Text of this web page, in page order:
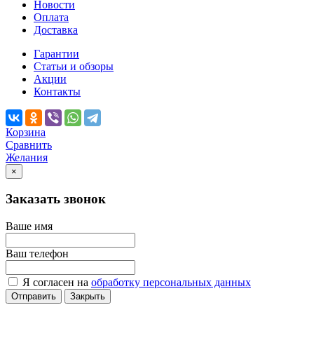
Новости
Оплата
Доставка
Гарантии
Статьи и обзоры
Акции
Контакты
Корзина
Сравнить
Желания
×
Заказать звонок
Ваше имя
Ваш телефон
Я согласен на обработку персональных данных
Отправить Закрыть